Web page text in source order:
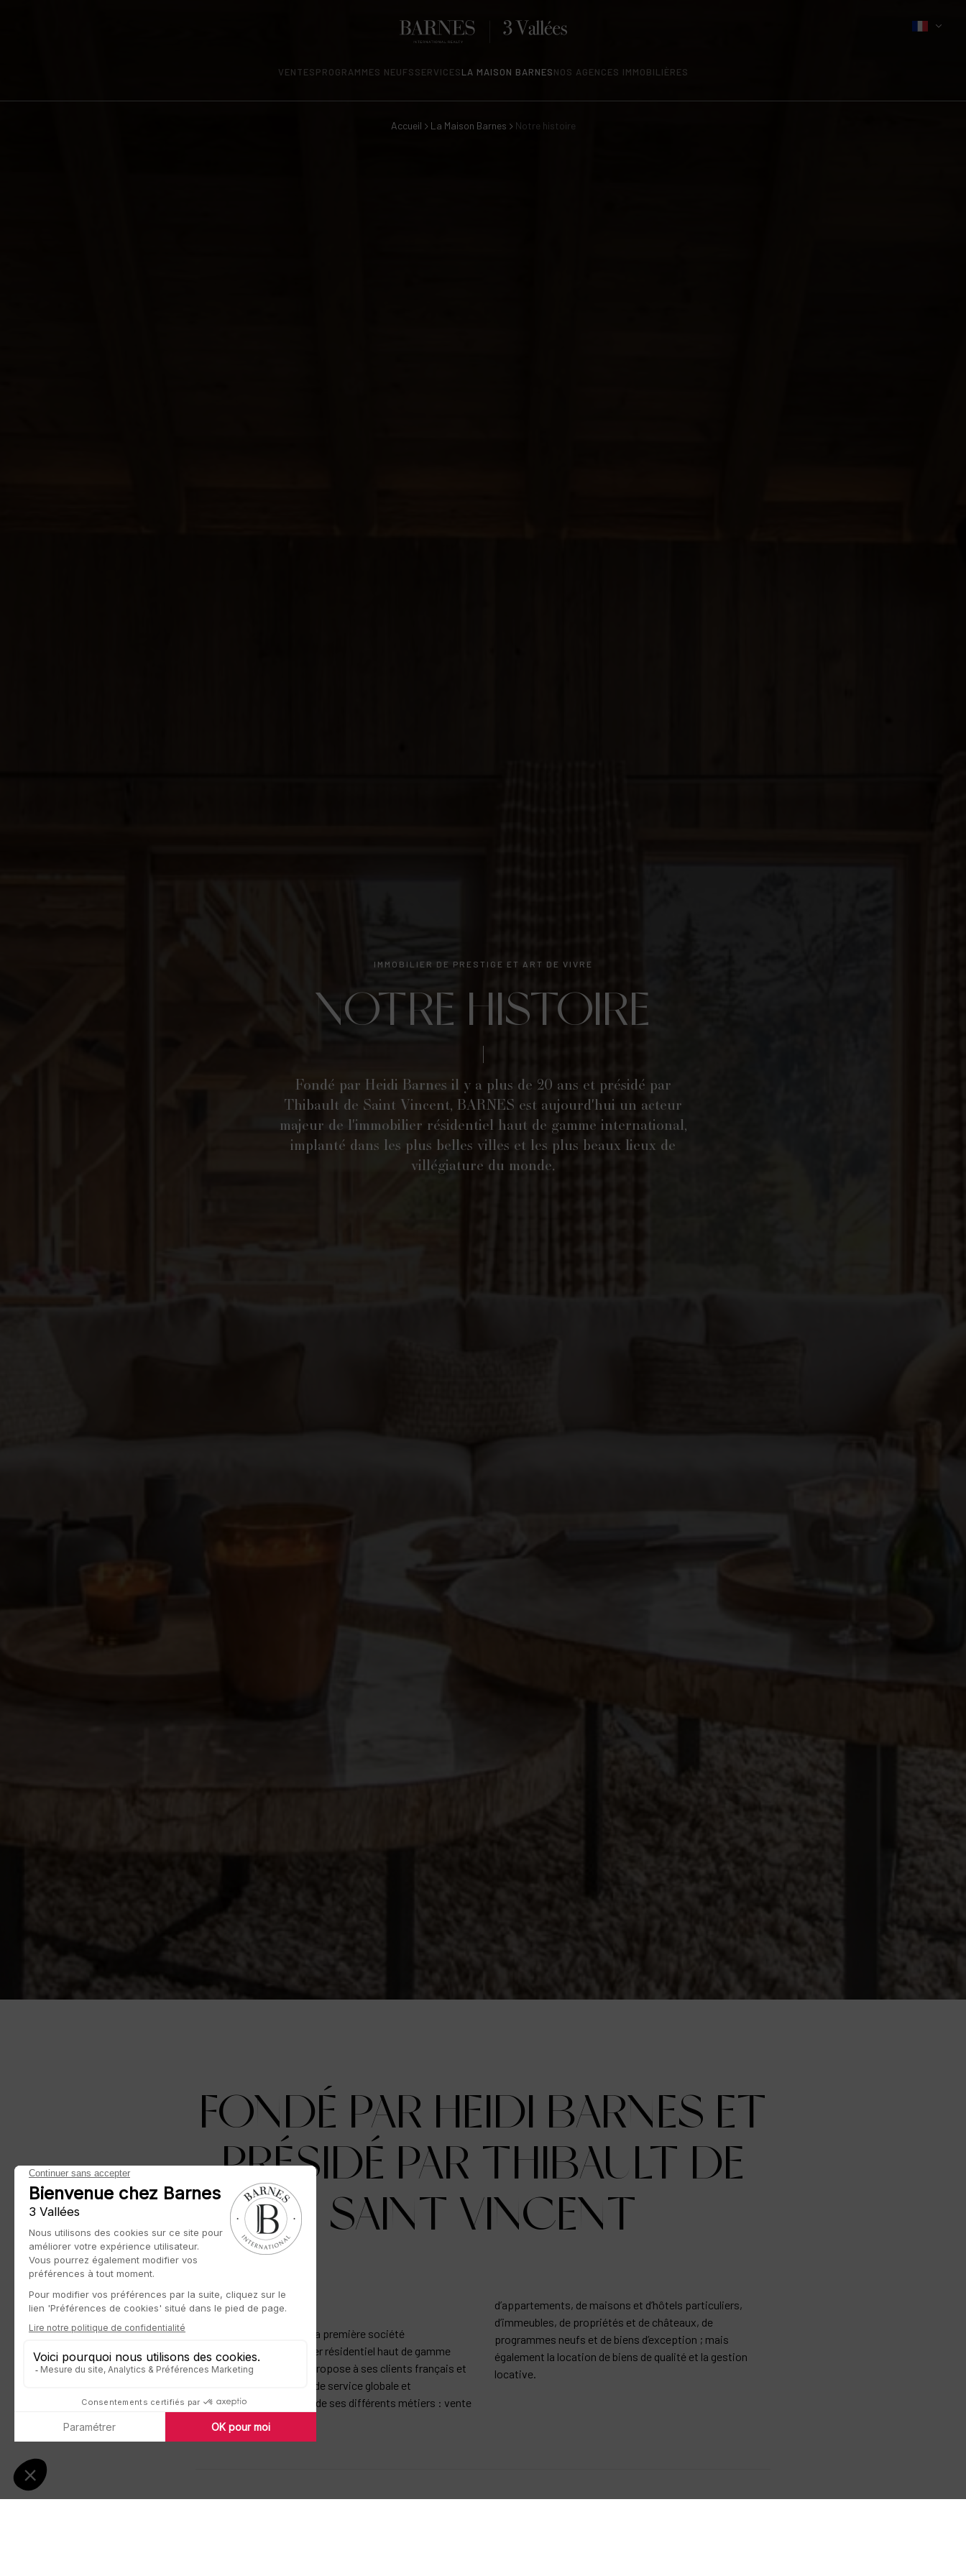
VENTESPROGRAMMES NEUFSSERVICESLA MAISON BARNESNOS AGENCES IMMOBILIÈRES
Accueil La Maison Barnes Notre histoire
IMMOBILIER DE PRESTIGE ET ART DE VIVRE
NOTRE HISTOIRE
Fondé par Heidi Barnes il y a plus de 20 ans et présidé par
Thibault de Saint Vincent, BARNES est aujourd'hui un acteur
majeur de l'immobilier résidentiel haut de gamme international,
implanté dans les plus belles villes et les plus beaux lieux de
villégiature du monde.
FONDÉ PAR HEIDI BARNES ET
PRÉSIDÉ PAR THIBAULT DE
SAINT VINCENT
Depuis plus de 20 ans
BARNES est aujourd’hui la première société
internationale d’immobilier résidentiel haut de gamme
totalement intégrée qui propose à ses clients français et
internationaux une offre de service globale et
personnalisée au travers de ses différents métiers : vente
d’appartements, de maisons et d’hôtels particuliers,
d’immeubles, de propriétés et de châteaux, de
programmes neufs et de biens d’exception ; mais
également la location de biens de qualité et la gestion
locative.